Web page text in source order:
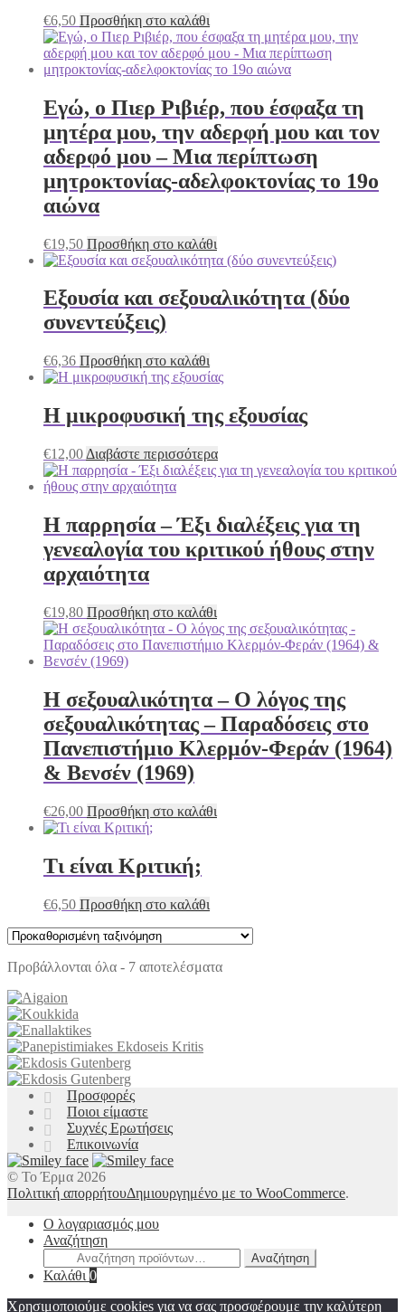
€6,50 Προσθήκη στο καλάθι
Εγώ, ο Πιερ Ριβιέρ, που έσφαξα τη
μητέρα μου, την αδερφή μου και τον
αδερφό μου – Μια περίπτωση
μητροκτονίας-αδελφοκτονίας το 19ο
αιώνα
€19,50 Προσθήκη στο καλάθι
Εξουσία και σεξουαλικότητα (δύο
συνεντεύξεις)
€6,36 Προσθήκη στο καλάθι
Η μικροφυσική της εξουσίας
€12,00 Διαβάστε περισσότερα
Η παρρησία – Έξι διαλέξεις για τη
γενεαλογία του κριτικού ήθους στην
αρχαιότητα
€19,80 Προσθήκη στο καλάθι
Η σεξουαλικότητα – Ο λόγος της
σεξουαλικότητας – Παραδόσεις στο
Πανεπιστήμιο Κλερμόν-Φεράν (1964)
& Βενσέν (1969)
€26,00 Προσθήκη στο καλάθι
Τι είναι Κριτική;
€6,50 Προσθήκη στο καλάθι
Προβάλλονται όλα - 7 αποτελέσματα
Προσφορές
Ποιοι είμαστε
Συχνές Ερωτήσεις
Επικοινωνία
© Το Έρμα 2026
Πολιτική απορρήτουΔημιουργημένο με το WooCommerce.
Ο λογαριασμός μου
Αναζήτηση
Αναζήτηση
για:
Αναζήτηση
Καλάθι 0
Χρησιμοποιούμε cookies για να σας προσφέρουμε την καλύτερη